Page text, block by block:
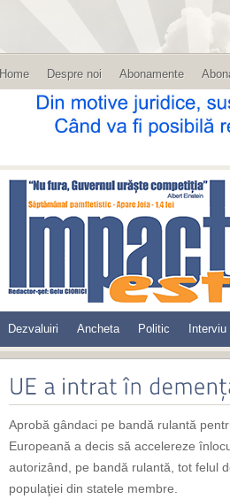
Home Despre noi Abonamente
Dezvaluiri Ancheta Politic Interviu
Aprobă gândaci pe bandă rulantă
Europeană a decis să accelereze
autorizând, pe bandă rulantă, tot felul
populaţiei din statele membre.